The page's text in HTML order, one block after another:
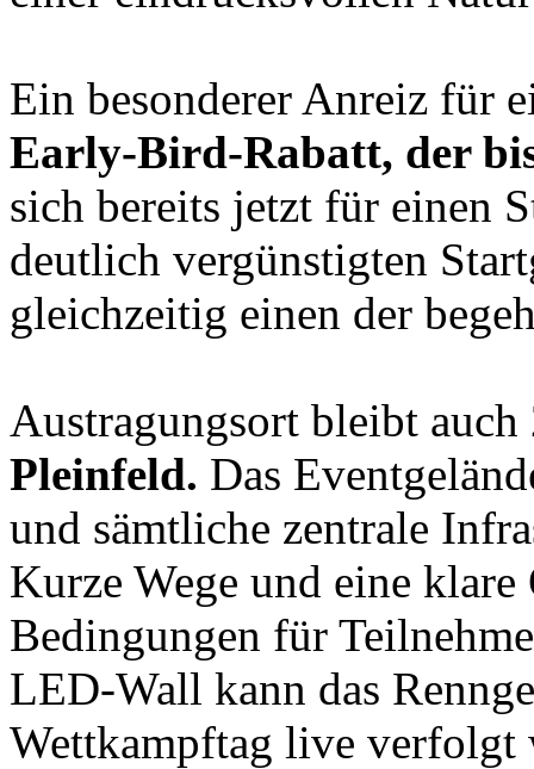
Ein besonderer Anreiz für
Early-Bird-Rabatt, der
sich bereits jetzt für einen
deutlich vergünstigten
gleichzeitig einen der
Austragungsort bleibt
Pleinfeld. Das
und sämtliche zentrale
Kurze Wege und eine
Bedingungen für
LED-Wall kann das
Wettkampftag live verfolgt